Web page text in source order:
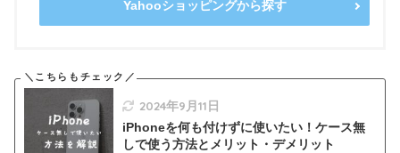
Yahooショッピングから探す
2024年9月11日
iPhoneを何も付けずに使いたい！ケース無
しで使う方法とメリット・デメリット